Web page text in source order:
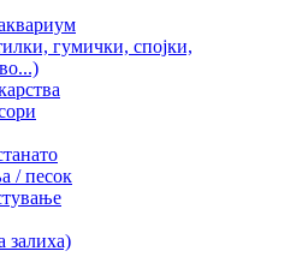
гумички, спојки,
/ песок
залиха)